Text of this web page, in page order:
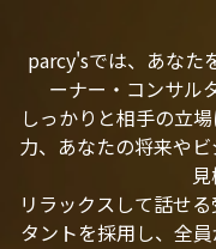
parcy'sでは、あなた
ーナー・コンサル
しっかりと相手の立
力、あなたの将来や
見
リラックスして話せ
タントを採用し、全